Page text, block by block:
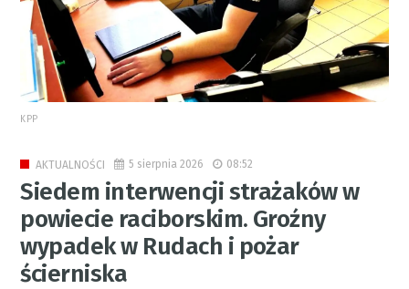
KPP
AKTUALNOŚCI 5 sierpnia 2026 08:52
Siedem interwencji strażaków w
powiecie raciborskim. Groźny
wypadek w Rudach i pożar
ścierniska